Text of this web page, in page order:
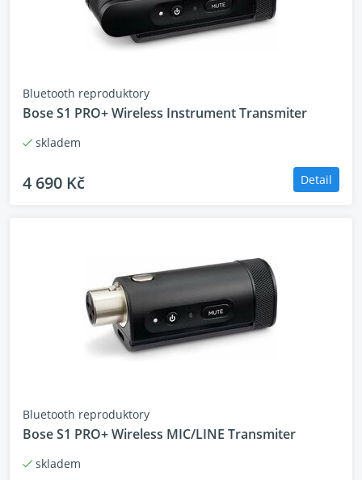
Bluetooth reproduktory
Bose S1 PRO+ Wireless Instrument Transmiter
skladem
4 690 Kč Detail
Bluetooth reproduktory
Bose S1 PRO+ Wireless MIC/LINE Transmiter
skladem